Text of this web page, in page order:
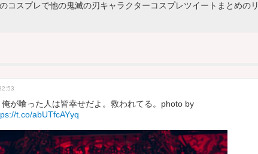
コスプレで他の鬼滅の刃キャラクターコスプレツイートまとめのリ
が喰った人は皆幸せだよ。救われてる。photo by
t.co/abUTfcAYyq